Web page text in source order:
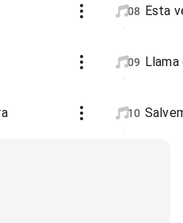
08 Esta
09 Llama
10